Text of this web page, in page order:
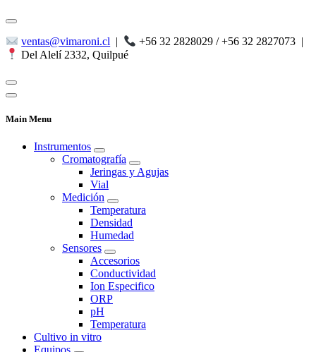
ventas@vimaroni.cl | +56 32 2828029 / +56 32 2827073 |
Del Alelí 2332, Quilpué
Main Menu
Instrumentos
Cromatografía
Jeringas y Agujas
Vial
Medición
Temperatura
Densidad
Humedad
Sensores
Accesorios
Conductividad
Ion Especifico
ORP
pH
Temperatura
Cultivo in vitro
Equipos